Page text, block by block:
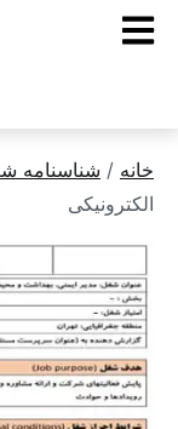
خانه / شناسنامه
الکترونیکی